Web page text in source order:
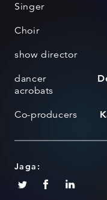
Singer
Choir
show director
dancer
acrobats
Co-producers
Jaga: